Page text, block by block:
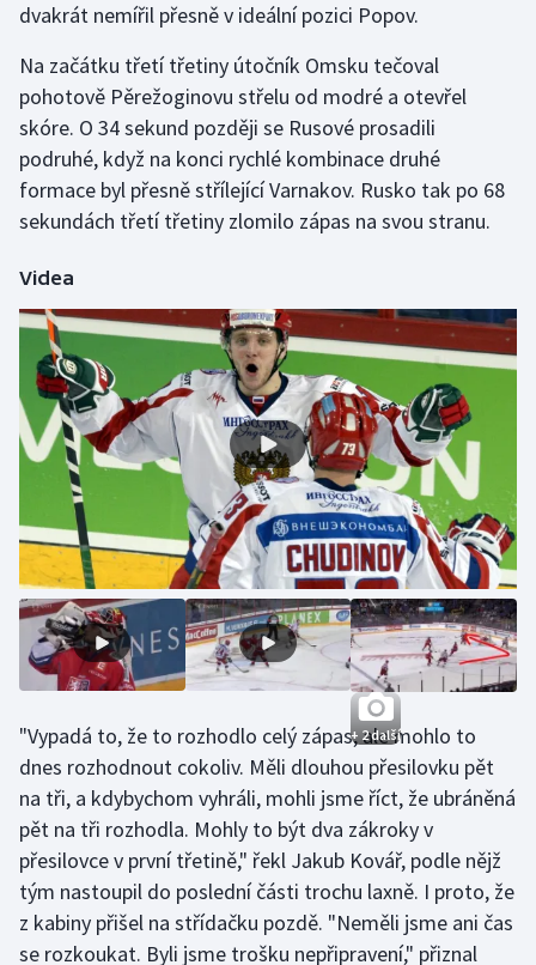
Plážový volejbal
Ragby
Rychlobruslení
Rychlostní kanoistika
Short track
Sportovní střelba
Stolní tenis
Triatlon
Veslování
Vodní slalom
Volejbal
Ostatní
dvakrát nemířil přesně v ideální pozici Popov.
Na začátku třetí třetiny útočník Omsku tečoval
pohotově Pěrežoginovu střelu od modré a otevřel
skóre. O 34 sekund později se Rusové prosadili
podruhé, když na konci rychlé kombinace druhé
formace byl přesně střílející Varnakov. Rusko tak po 68
sekundách třetí třetiny zlomilo zápas na svou stranu.
Videa
+ 2 další
"Vypadá to, že to rozhodlo celý zápas, ale mohlo to
dnes rozhodnout cokoliv. Měli dlouhou přesilovku pět
na tři, a kdybychom vyhráli, mohli jsme říct, že ubráněná
pět na tři rozhodla. Mohly to být dva zákroky v
přesilovce v první třetině," řekl Jakub Kovář, podle nějž
tým nastoupil do poslední části trochu laxně. I proto, že
z kabiny přišel na střídačku pozdě. "Neměli jsme ani čas
se rozkoukat. Byli jsme trošku nepřipravení," přiznal